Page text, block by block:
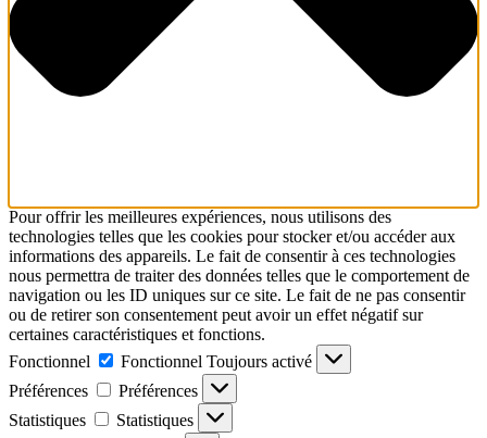
Pour offrir les meilleures expériences, nous utilisons des
technologies telles que les cookies pour stocker et/ou accéder aux
informations des appareils. Le fait de consentir à ces technologies
nous permettra de traiter des données telles que le comportement de
navigation ou les ID uniques sur ce site. Le fait de ne pas consentir
ou de retirer son consentement peut avoir un effet négatif sur
certaines caractéristiques et fonctions.
Fonctionnel
Fonctionnel Toujours activé
Préférences
Préférences
Statistiques
Statistiques